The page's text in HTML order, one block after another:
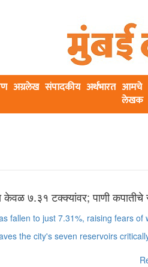
अग्रलेख संपादकीय अर्थभारत आमचे
लेखक
केवळ ७.३१ टक्क्यांवर; पाणी
fallen to just 7.31%, raising fears of
the city's seven reservoirs